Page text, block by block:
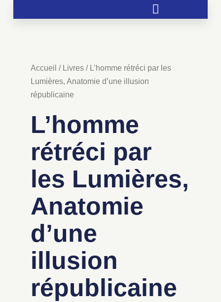
Accueil / Livres/ L’homme rétréci par les
Lumières, Anatomie d’une illusion
républicaine
L’homme
rétréci par
les Lumières,
Anatomie
d’une
illusion
républicaine